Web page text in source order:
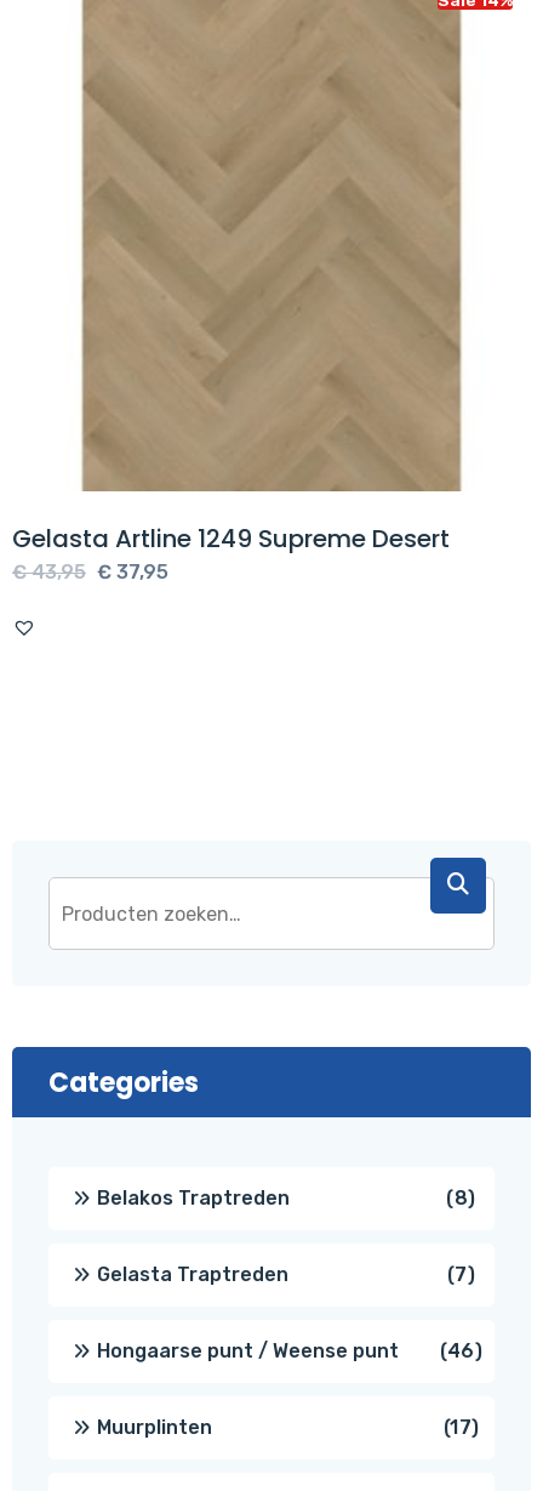
Gelasta Artline 1249 Supreme Desert
€43,95 Oorspronkelijke
€ 37,95
Categories
Belakos Traptreden 88
Gelasta Traptreden 77
Hongaarse punt / Weense punt 4646
Muurplinten 1717